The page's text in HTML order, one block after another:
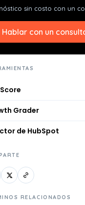
sin costo con un
Hablar con un
Grader
de HubSpot
RELACIONADOS